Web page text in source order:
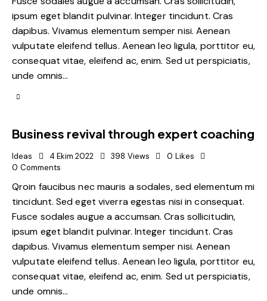
ipsum eget blandit pulvinar. Integer tincidunt. Cras
dapibus. Vivamus elementum semper nisi. Aenean
vulputate eleifend tellus. Aenean leo ligula, porttitor eu,
consequat vitae, eleifend ac, enim. Sed ut perspiciatis,
unde omnis…
Business revival through expert coaching
Ideas 4 Ekim 2022 398 Views 0 Likes
0 Comments
Qroin faucibus nec mauris a sodales, sed elementum mi
tincidunt. Sed eget viverra egestas nisi in consequat.
Fusce sodales augue a accumsan. Cras sollicitudin,
ipsum eget blandit pulvinar. Integer tincidunt. Cras
dapibus. Vivamus elementum semper nisi. Aenean
vulputate eleifend tellus. Aenean leo ligula, porttitor eu,
consequat vitae, eleifend ac, enim. Sed ut perspiciatis,
unde omnis…